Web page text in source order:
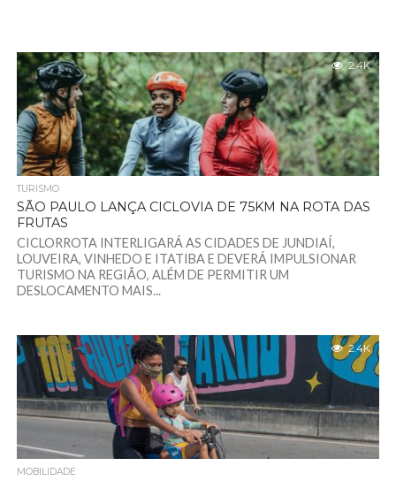
2.4K
TURISMO
SÃO PAULO LANÇA CICLOVIA DE 75KM NA ROTA DAS
FRUTAS
CICLORROTA INTERLIGARÁ AS CIDADES DE JUNDIAÍ,
LOUVEIRA, VINHEDO E ITATIBA E DEVERÁ IMPULSIONAR
TURISMO NA REGIÃO, ALÉM DE PERMITIR UM
DESLOCAMENTO MAIS...
2.4K
MOBILIDADE